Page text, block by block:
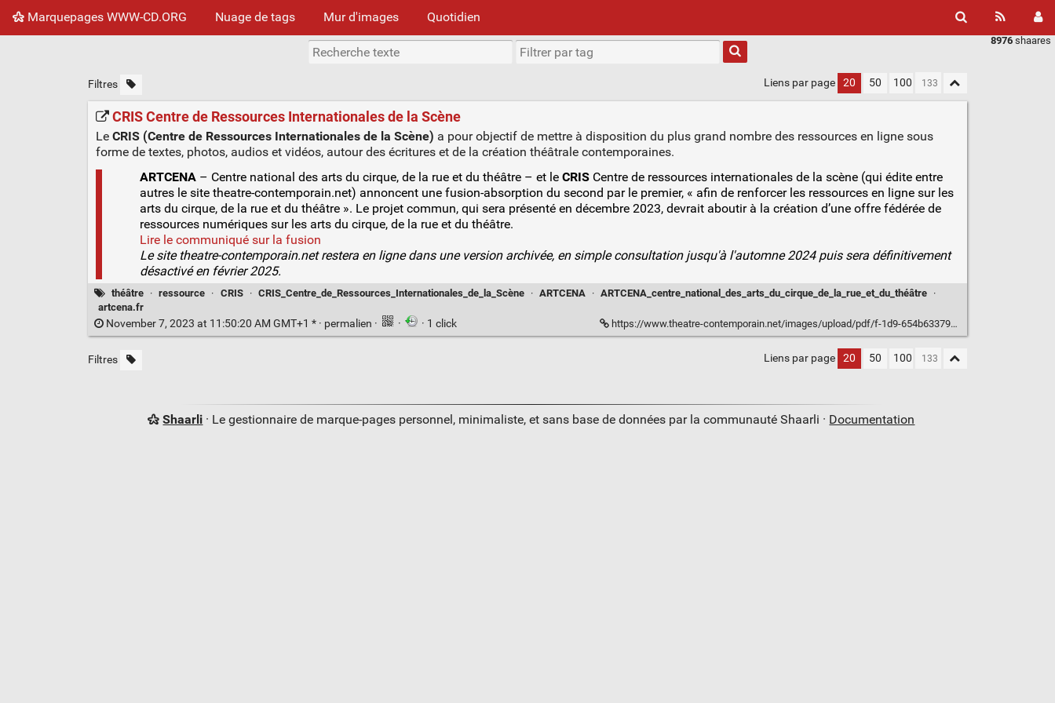
Marquepages WWW-CD.ORG Nuage de tags Mur d'images Quotidien
8976 shaares
Filtres Liens par page 20 50 100
CRIS Centre de Ressources Internationales de la Scène
Le CRIS (Centre de Ressources Internationales de la Scène) a pour objectif de mettre à disposition du plus grand nombre des ressources en ligne sous
forme de textes, photos, audios et vidéos, autour des écritures et de la création théâtrale contemporaines.
ARTCENA– Centre national des arts du cirque, de la rue et du théâtre – et le CRISCentre de ressources internationales de la scène (qui édite entre
autres le site theatre-contemporain.net) annoncent une fusion-absorption du second par le premier, « afin de renforcer les ressources en ligne sur les
arts du cirque, de la rue et du théâtre ». Le projet commun, qui sera présenté en décembre 2023, devrait aboutir à la création d’une offre fédérée de
ressources numériques sur les arts du cirque, de la rue et du théâtre.
Lire le communiqué sur la fusion
Le site theatre-contemporain.net restera en ligne dans une version archivée, en simple consultation jusqu'à l'automne 2024 puis sera définitivement
désactivé en février 2025.
théâtre · ressource · CRIS · CRIS_Centre_de_Ressources_Internationales_de_la_Scène · ARTCENA · ARTCENA_centre_national_des_arts_du_cirque_de_la_rue_et_du_théâtre ·
artcena.fr
November 7, 2023 at 11:50:20 AM GMT+1 * · permalien · · · 1 click https://www.theatre-contemporain.net/images/upload/pdf/f-1d9-654b6337934fd.pdf
Filtres Liens par page 20 50 100
Shaarli · Le gestionnaire de marque-pages personnel, minimaliste, et sans base de données par la communauté Shaarli · Documentation